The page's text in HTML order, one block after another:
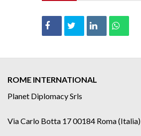
ROME INTERNATIONAL
Planet Diplomacy Srls
Via Carlo Botta 17 00184 Roma (Italia)